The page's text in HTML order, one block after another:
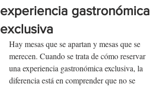
experiencia gastronómica
exclusiva
Hay mesas que se apartan y mesas que se
merecen. Cuando se trata de cómo reservar
una experiencia gastronómica exclusiva, la
diferencia está en comprender que no se